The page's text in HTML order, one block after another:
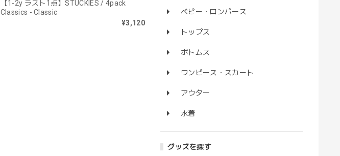
ベビー・ロンパース
トップス
ボトムス
ワンピース・スカート
アウター
水着
グッズを探す
【1-2y ラスト1点】STUCKIES / 4pack
Classics - Classic
¥3,120